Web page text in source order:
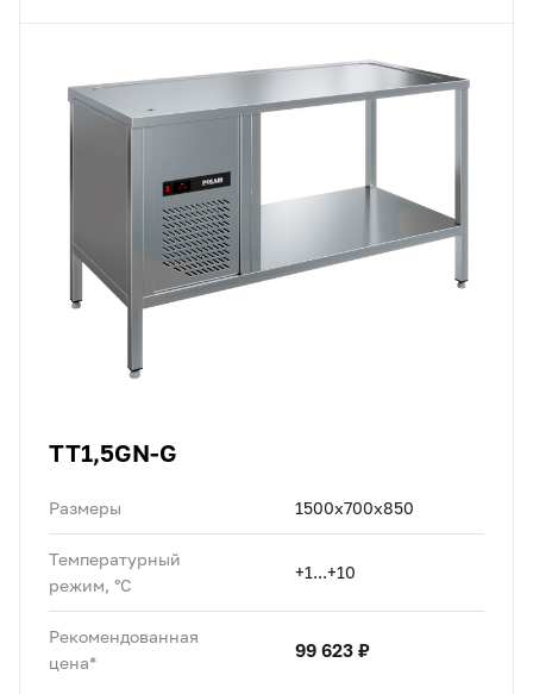
TT1,5GN-G
Размеры 1500х700х850
Температурный
режим, °C
+1...+10
Рекомендованная
цена*
99 623 ₽